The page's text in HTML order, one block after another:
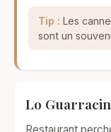
Tip : Les
sont un
Lo